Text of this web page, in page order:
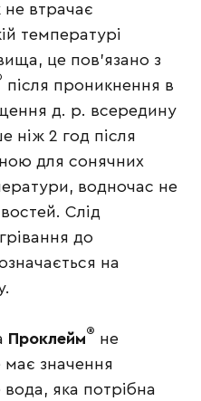
втрачає
температурі
це пов’язано з
після проникнення в
д. р. всередину
ніж 2 год після
для сонячних
водночас не
Слід
до
на
Проклейм® не
значення
яка потрібна